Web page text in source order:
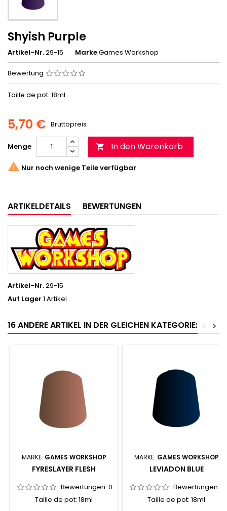
Shyish Purple
Artikel-Nr.29-15 MarkeGames Workshop
Bewertung
Taille de pot: 18ml
5,70 € Bruttopreis
Menge  In den Warenkorb
 Nur noch wenige Teile verfügbar
ARTIKELDETAILS BEWERTUNGEN
Artikel-Nr.29-15
Auf Lager 1 Artikel
16 ANDERE ARTIKEL IN DER GLEICHEN KATEGORIE: >
<
MARKE: GAMES WORKSHOP
FYRESLAYER FLESH
Bewertungen: 0
Taille de pot: 18ml
MARKE: GAMES WORKSHOP
LEVIADON BLUE
Bewertungen:
Taille de pot: 18ml